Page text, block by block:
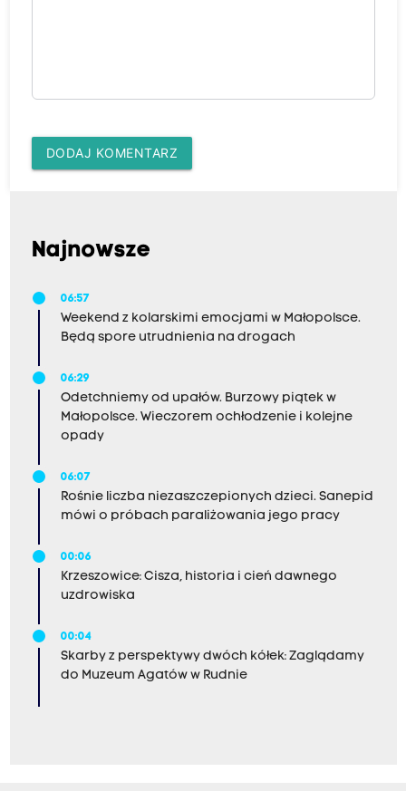
DODAJ KOMENTARZ
Najnowsze
06:57
Weekend z kolarskimi emocjami w Małopolsce.
Będą spore utrudnienia na drogach
06:29
Odetchniemy od upałów. Burzowy piątek w
Małopolsce. Wieczorem ochłodzenie i kolejne
opady
06:07
Rośnie liczba niezaszczepionych dzieci. Sanepid
mówi o próbach paraliżowania jego pracy
00:06
Krzeszowice: Cisza, historia i cień dawnego
uzdrowiska
00:04
Skarby z perspektywy dwóch kółek: Zaglądamy
do Muzeum Agatów w Rudnie